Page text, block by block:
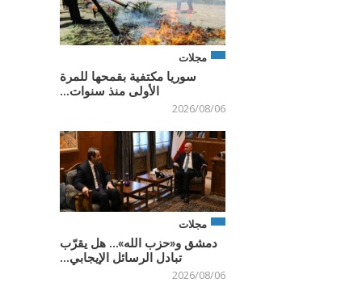
مجلات
سوريا مكتفية بقمحها للمرة
الأولى منذ سنوات...
2026/08/06
مجلات
دمشق و«حزب الله»… هل يقرّب
تبادل الرسائل الإيجابي...
2026/08/06